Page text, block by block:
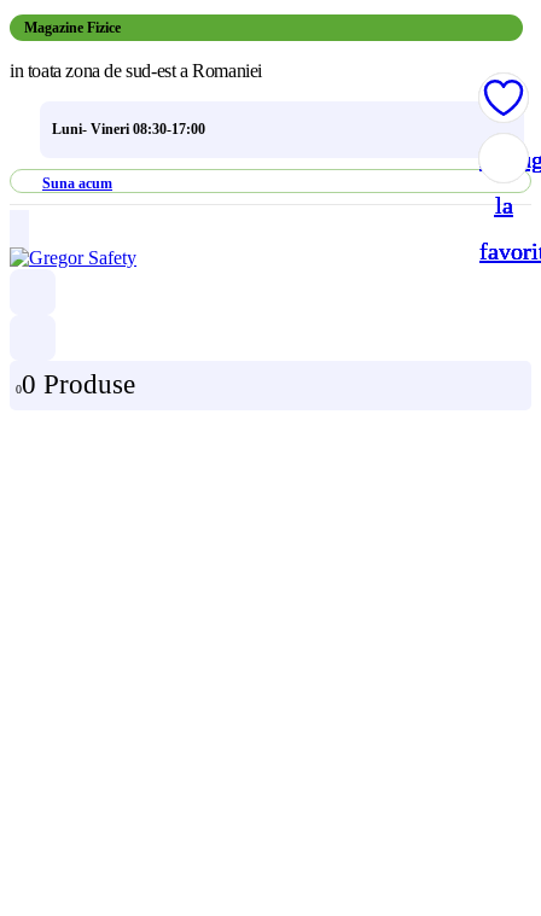
Magazine Fizice
in toata zona de sud-est a Romaniei
Luni- Vineri 08:30-17:00
Suna acum
00 Produse
la
la
la
la